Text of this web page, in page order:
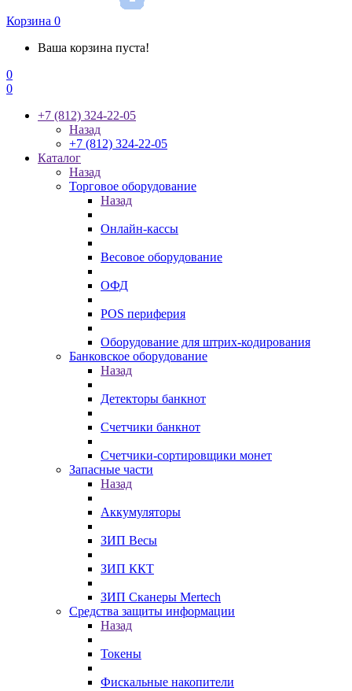
Корзина 0
Ваша корзина пуста!
0
0
+7 (812) 324-22-05
Назад
+7 (812) 324-22-05
Каталог
Назад
Торговое оборудование
Назад
Онлайн-кассы
Весовое оборудование
ОФД
POS периферия
Оборудование для штрих-кодирования
Банковское оборудование
Назад
Детекторы банкнот
Счетчики банкнот
Счетчики-сортировщики монет
Запасные части
Назад
Аккумуляторы
ЗИП Весы
ЗИП ККТ
ЗИП Сканеры Mertech
Средства защиты информации
Назад
Токены
Фискальные накопители